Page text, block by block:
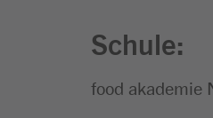
Schule:
food akademie